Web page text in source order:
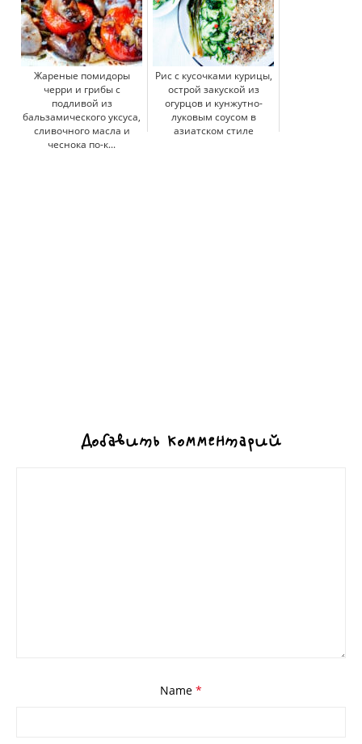
Жареные помидоры
черри и грибы с
подливой из
бальзамического уксуса,
сливочного масла и
чеснока по-к...
Рис с кусочками курицы,
острой закуской из
огурцов и кунжутно-
луковым соусом в
азиатском стиле
Добавить комментарий
Name *